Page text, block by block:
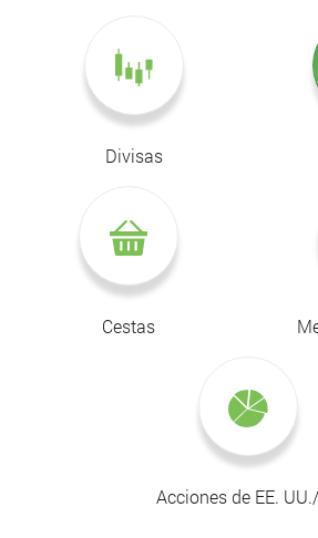
Divisas
Cestas
Acciones de EE.